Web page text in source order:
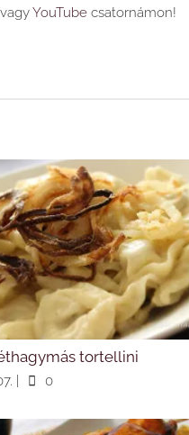
vagyYouTube csatornámon!
tortellini
0